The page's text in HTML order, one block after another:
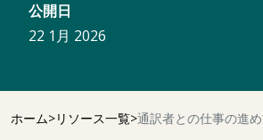
公開日
22 1月 2026
ホーム リソース一覧 通訳者との仕事の進